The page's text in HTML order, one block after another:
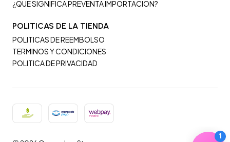
¿QUE SIGNIFICA PREVENTA IMPORTACION?
POLITICAS DE LA TIENDA
POLITICAS DE REEMBOLSO
TERMINOS Y CONDICIONES
POLITICA DE PRIVACIDAD